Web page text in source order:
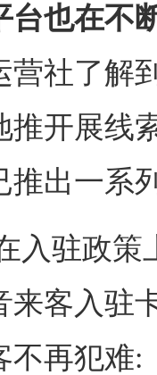
台也在不
营社了解
推开展线
推出一系
驻政策
来客入驻
不再犯难: